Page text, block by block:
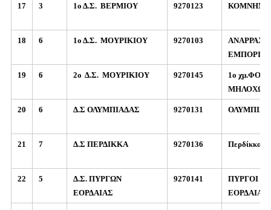
17 3 1ο Δ.Σ. ΒΕΡΜΙΟΥ 9270123 ΚΟΜΝΗΝΑ
18 6 1ο Δ.Σ. ΜΟΥΡΙΚΙΟΥ 9270103
ΕΜΠΟΡΙΟ
19 6 2ο Δ.Σ. ΜΟΥΡΙΚΙΟΥ 9270145
1ο
20 6 Δ.Σ ΟΛΥΜΠΙΑΔΑΣ 9270131
21 7 Δ.Σ ΠΕΡΔΙΚΚΑ 9270136 Περδίκκας
22 5
Δ.Σ. ΠΥΡΓΩΝ
ΕΟΡΔΑΙΑΣ
9270141
ΠΥΡΓΟΙ
ΕΟΡΔΑΙΑΣ